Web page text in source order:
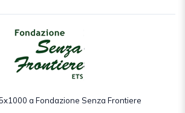
a Fondazione Senza Frontiere